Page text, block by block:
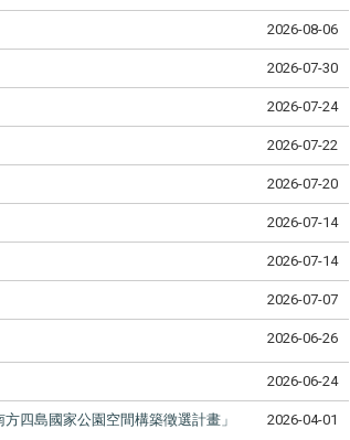
2026-08-06
2026-07-30
2026-07-24
2026-07-22
2026-07-20
2026-07-14
2026-07-14
2026-07-07
2026-06-26
2026-06-24
四島國家公園空間構築徵選計畫」 2026-04-01